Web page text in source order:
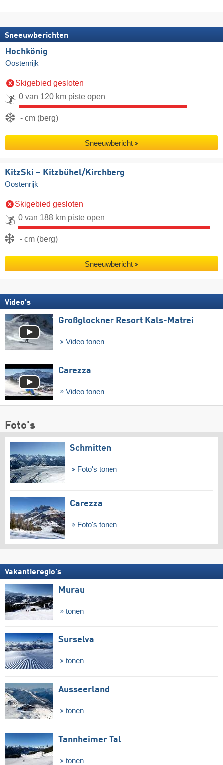
Sneeuwberichten
Hochkönig
Oostenrijk
Skigebied gesloten
0 van 120 km piste open
- cm (berg)
Sneeuwbericht
KitzSki – Kitzbühel/​Kirchberg
Oostenrijk
Skigebied gesloten
0 van 188 km piste open
- cm (berg)
Sneeuwbericht
Video's
Großglockner Resort Kals-Matrei
Video tonen
Carezza
Video tonen
Foto's
Schmitten
Foto's tonen
Carezza
Foto's tonen
Vakantieregio's
Murau
tonen
Surselva
tonen
Ausseerland
tonen
Tannheimer Tal
tonen